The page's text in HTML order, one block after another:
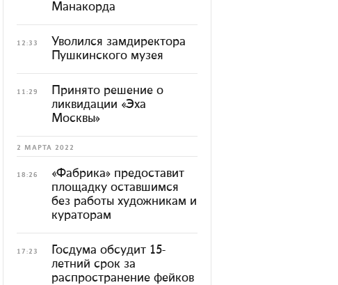
Манакорда
12:33
Уволился замдиректора
Пушкинского музея
11:29
Принято решение о
ликвидации «Эха
Москвы»
2 МАРТА 2022
18:26
«Фабрика» предоставит
площадку оставшимся
без работы художникам и
кураторам
17:23
Госдума обсудит 15-
летний срок за
распространение фейков